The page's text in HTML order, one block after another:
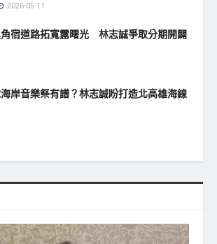
2026-05-11
宿道路拓寬露曙光 林志誠爭取分期開闢
岸音樂祭有譜？林志誠盼打造北高雄海線